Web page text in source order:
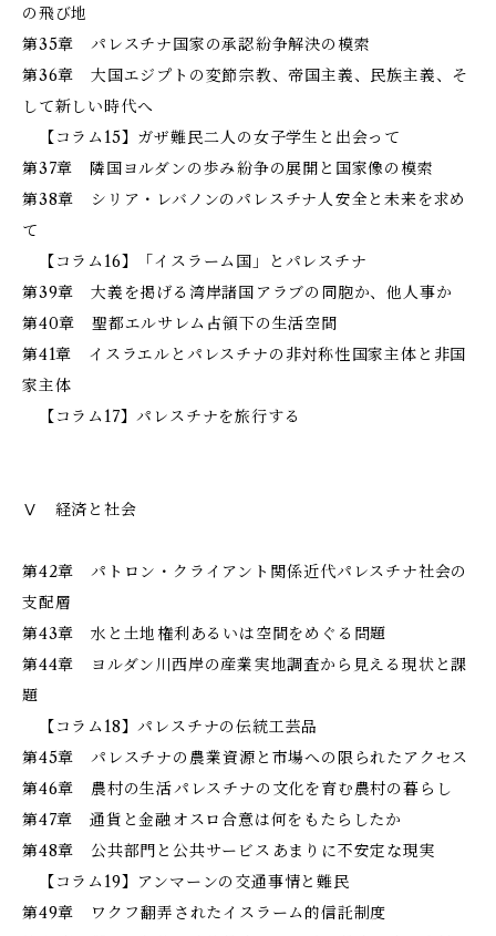
の飛び地
第35章 パレスチナ国家の承認――紛争解決の模索
第36章 大国エジプトの変節――宗教、帝国主義、民族主義、そ
して新しい時代へ
【コラム15】ガザ難民――二人の女子学生と出会って
第37章 隣国ヨルダンの歩み――紛争の展開と国家像の模索
第38章 シリア・レバノンのパレスチナ人――安全と未来を求め
て
【コラム16】「イスラーム国」とパレスチナ
第39章 大義を掲げる湾岸諸国――アラブの同胞か、他人事か
第40章 聖都エルサレム――占領下の生活空間
第41章 イスラエルとパレスチナの非対称性――国家主体と非国
家主体
【コラム17】パレスチナを旅行する
Ⅴ 経済と社会
第42章 パトロン・クライアント関係――近代パレスチナ社会の
支配層
第43章 水と土地――権利あるいは空間をめぐる問題
第44章 ヨルダン川西岸の産業――実地調査から見える現状と課
題
【コラム18】パレスチナの伝統工芸品
第45章 パレスチナの農業――資源と市場への限られたアクセス
第46章 農村の生活――パレスチナの文化を育む農村の暮らし
第47章 通貨と金融――オスロ合意は何をもたらしたか
第48章 公共部門と公共サービス――あまりに不安定な現実
【コラム19】アンマーンの交通事情と難民
第49章 ワクフ――翻弄されたイスラーム的信託制度